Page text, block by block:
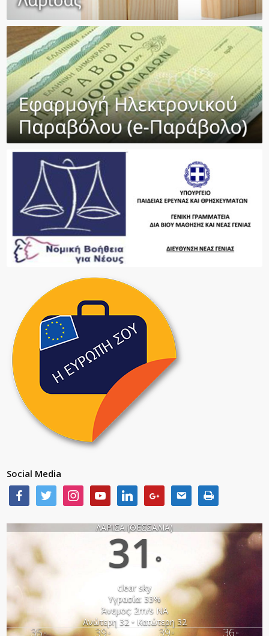
Social Media
ΛΑΡΙΣΑ (ΘΕΣΣΑΛΙΑ)
31 °
clear sky
Υγρασία: 33%
Άνεμος: 2m/s ΝΑ
Ανώτερη 32 • Κατώτερη 32
35° 39° 39° 36°